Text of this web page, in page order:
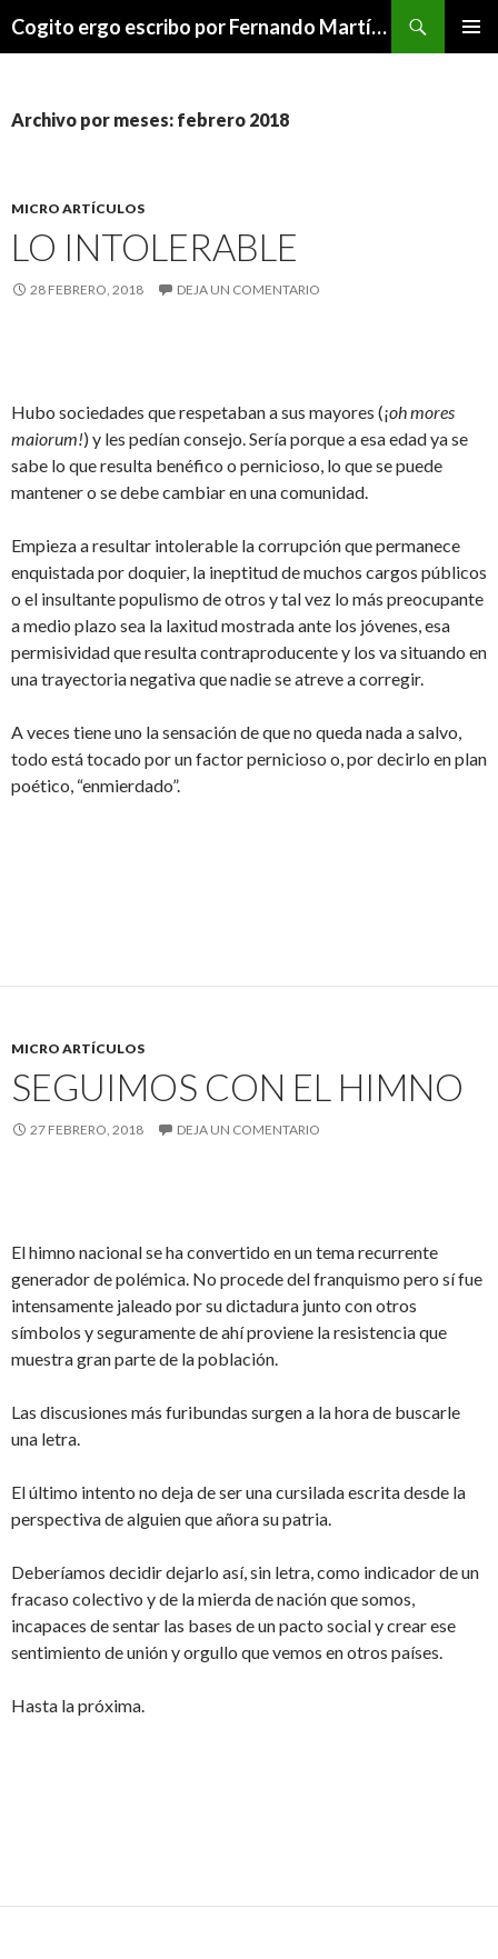
Cogito ergo escribo por Fernando Martínez Serrano
Archivo por meses: febrero 2018
MICRO ARTÍCULOS
LO INTOLERABLE
28 FEBRERO, 2018 DEJA UN COMENTARIO
Hubo sociedades que respetaban a sus mayores (¡oh mores
maiorum!) y les pedían consejo. Sería porque a esa edad ya se
sabe lo que resulta benéfico o pernicioso, lo que se puede
mantener o se debe cambiar en una comunidad.
Empieza a resultar intolerable la corrupción que permanece
enquistada por doquier, la ineptitud de muchos cargos públicos
o el insultante populismo de otros y tal vez lo más preocupante
a medio plazo sea la laxitud mostrada ante los jóvenes, esa
permisividad que resulta contraproducente y los va situando en
una trayectoria negativa que nadie se atreve a corregir.
A veces tiene uno la sensación de que no queda nada a salvo,
todo está tocado por un factor pernicioso o, por decirlo en plan
poético, “enmierdado”.
MICRO ARTÍCULOS
SEGUIMOS CON EL HIMNO
27 FEBRERO, 2018 DEJA UN COMENTARIO
El himno nacional se ha convertido en un tema recurrente
generador de polémica. No procede del franquismo pero sí fue
intensamente jaleado por su dictadura junto con otros
símbolos y seguramente de ahí proviene la resistencia que
muestra gran parte de la población.
Las discusiones más furibundas surgen a la hora de buscarle
una letra.
El último intento no deja de ser una cursilada escrita desde la
perspectiva de alguien que añora su patria.
Deberíamos decidir dejarlo así, sin letra, como indicador de un
fracaso colectivo y de la mierda de nación que somos,
incapaces de sentar las bases de un pacto social y crear ese
sentimiento de unión y orgullo que vemos en otros países.
Hasta la próxima.